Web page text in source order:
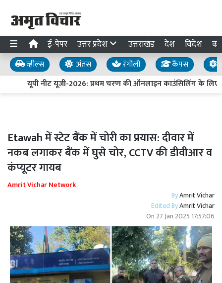
ई-पेपर उत्तर प्रदेश उत्तराखंड देश विदेश
व्हील्स अंतस रंगोली कैंपस
यूपी नीट यूजी-2026: प्रथम चरण की ऑनलाइन काउंसिलिंग के
Etawah में स्टेट बैंक में चोरी का प्रयास: दीवार में
नकब लगाकर बैंक में घुसे चोर, CCTV की डीवीआर व
कंप्यूटर गायब
Amrit Vichar Network
ByAmrit Vichar
Edited ByAmrit Vichar
On 27 Jan 2025 17:57:06